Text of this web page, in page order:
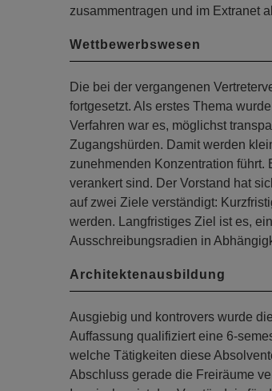
zusammentragen und im Extranet
Wettbewerbswesen
Die bei der vergangenen
fortgesetzt. Als erstes Thema
Verfahren war es, möglichst
Zugangshürden. Damit werden
zunehmenden Konzentration
verankert sind. Der Vorstand hat
auf zwei Ziele verständigt:
werden. Langfristiges Ziel ist es,
Ausschreibungsradien in
Architektenausbildung
Ausgiebig und kontrovers wurde
Auffassung qualifiziert eine 6-
welche Tätigkeiten diese
Abschluss gerade die Freiräume